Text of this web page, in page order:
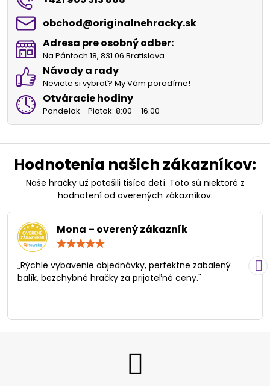
obchod​@originalnehracky​.sk
Adresa pre osobný odber:
Na Pántoch 18, 831 06 Bratislava
Návody a rady
Neviete si vybrať? My Vám poradíme!
Otváracie hodiny
Pondelok - Piatok: 8:00 – 16:00
Hodnotenia našich zákazníkov:
Naše hračky už potešili tisíce detí. Toto sú niektoré z
hodnotení od overených zákazníkov:
Mona – overený zákazník
/
5
„Rýchle vybavenie objednávky, perfektne zabalený
balík, bezchybné hračky za prijateľné ceny."